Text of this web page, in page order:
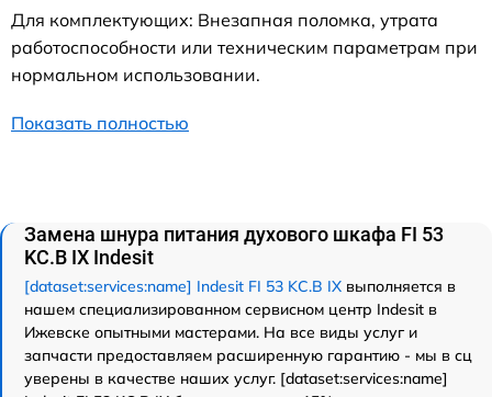
Для комплектующих: Внезапная поломка, утрата
работоспособности или техническим параметрам при
нормальном использовании.
Показать полностью
Замена шнура питания духового шкафа FI 53
KC.B IX Indesit
[dataset:services:name] Indesit FI 53 KC.B IX выполняется в
нашем специализированном сервисном центр Indesit в
Ижевске опытными мастерами. На все виды услуг и
запчасти предоставляем расширенную гарантию - мы в сц
уверены в качестве наших услуг. [dataset:services:name]